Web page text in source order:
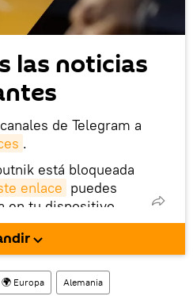
las noticias
de Telegram a
.
está bloqueada
enlace puedes
en tu dispositivo
cuenta en la red
🌍 Europa Alemania